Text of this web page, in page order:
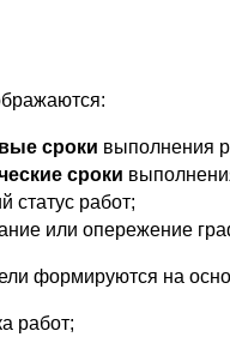
сроки выполнения
сроки
статус работ;
или опережение
формируются на
работ;